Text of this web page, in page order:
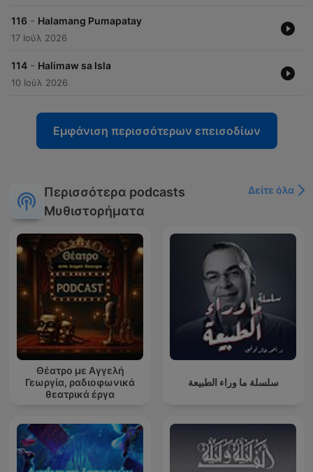
116 - Halamang Pumapatay
17 Ιούλ 2026
114 - Halimaw sa Isla
10 Ιούλ 2026
Εμφάνιση περισσότερων επεισοδίων
Περισσότερα podcasts
Μυθιστορήματα
Δείτε όλα
Θέατρο με Αγγελή
Γεωργία, ραδιοφωνικά
θεατρικά έργα
سلسلة ما وراء الطبيعة